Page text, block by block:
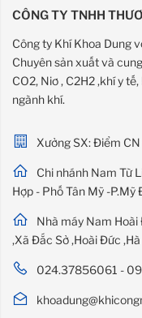
CÔNG TY TNHH
Công ty Khí Khoa Dung
Chuyên sản xuất và
CO2, Niơ , C2H2 ,khí y
ngành khí.
Xưởng SX: Điểm
Chi nhánh Nam Từ
Hợp - Phố Tân Mỹ -
Nhà máy Nam
,Xã Đắc Sở ,Hoài Đức
024.37856061 -